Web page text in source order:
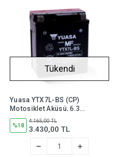
Tükendi
Yuasa YTX7L-BS (CP)
Motosiklet Aküsü, 6.3
Amper 12 Volt 100 CCA
Bakım
Gerektirmez,ytx7lbs
%18
4.165,00 TL
3.430,00 TL